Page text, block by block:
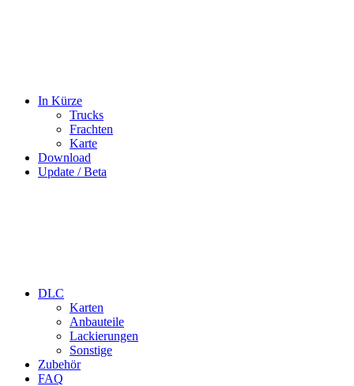
In Kürze
Trucks
Frachten
Karte
Download
Update / Beta
DLC
Karten
Anbauteile
Lackierungen
Sonstige
Zubehör
FAQ